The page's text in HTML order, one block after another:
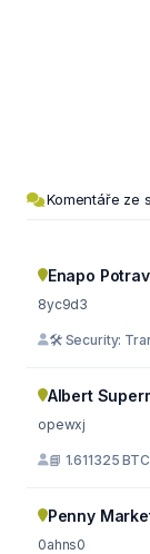
Komentáře ze
Enapo
8yc9d3
🛠 Security:
Albert
opewxj
📘 1.611325
Penny
0ahns0